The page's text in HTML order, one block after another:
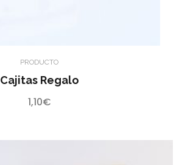
PRODUCTO
Cajitas Regalo
1,10€